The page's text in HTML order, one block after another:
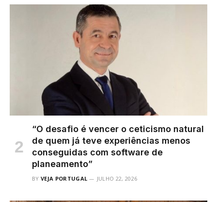
“O desafio é vencer o ceticismo natural
de quem já teve experiências menos
conseguidas com software de
planeamento”
BY VEJA PORTUGAL JULHO 22, 2026